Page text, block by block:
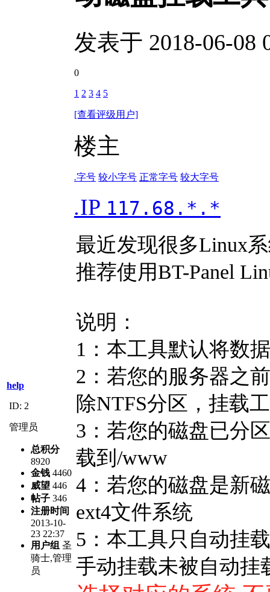
help
ID: 2
管理员
总积分
8920
金钱 4460
威望 446
帖子 346
注册时间
2013-10-
23 22:37
用户组 圣
骑士,管理
员
发表于 2018-06-08
0
1 2 3 4 5
[查看评级用户]
楼主
.字号 较小字号 正常字号 较大字号
.IP 117.68.*.*
最近发现很多Linux
推荐使用BT-Panel
说明：
1：本工具默认将数
2：若您的服务器之
除NTFS分区，挂载
3：若您的磁盘已分
载到/www
4：若您的磁盘是新
ext4文件系统
5：本工具只自动挂
手动挂载未被自动挂